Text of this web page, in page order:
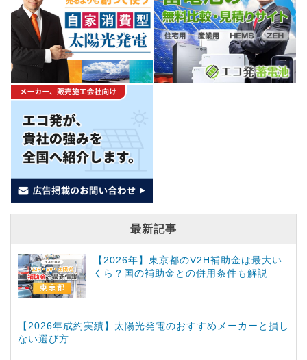
最新記事
【2026年】東京都のV2H補助金は最大い
くら？国の補助金との併用条件も解説
【2026年成約実績】太陽光発電のおすすめメーカーと損し
ない選び方